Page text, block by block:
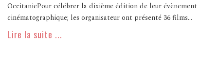
OccitaniePour célébrer la dixième édition de leur évènement
cinématographique; les organisateur ont présenté 36 films...
Lire la suite ...